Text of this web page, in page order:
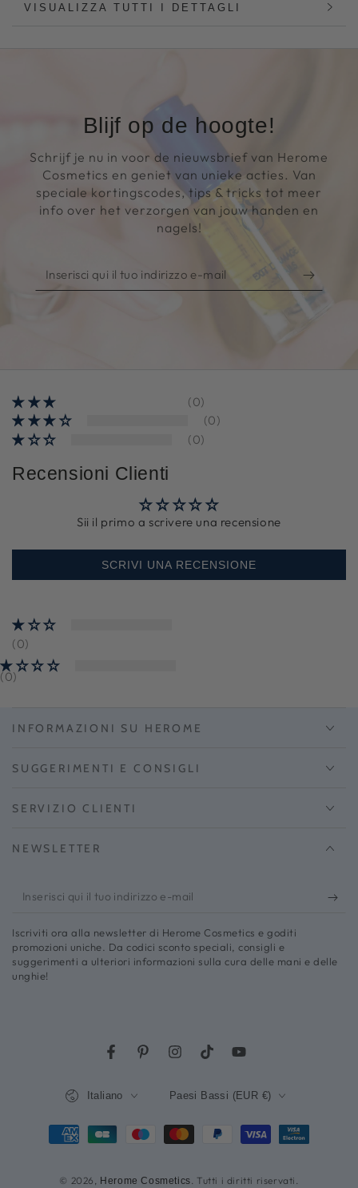
VISUALIZZA TUTTI I DETTAGLI
Blijf op de hoogte!
Schrijf je nu in voor de nieuwsbrief van Herome
Cosmetics en geniet van unieke acties. Van
speciale kortingscodes, tips & tricks tot meer
info over het verzorgen van jouw handen en
nagels!
Inserisci
qui
mail
(0)
(0)
(0)
Recensioni Clienti
Sii il primo a scrivere una recensione
SCRIVI UNA RECENSIONE
(0)
(0)
INFORMAZIONI SU HEROME
SUGGERIMENTI E CONSIGLI
SERVIZIO CLIENTI
NEWSLETTER
Inserisci
il
tuo
Iscriviti ora alla newsletter di Herome Cosmetics e goditi
promozioni uniche. Da codici sconto speciali, consigli e
suggerimenti a ulteriori informazioni sulla cura delle mani e delle
unghie!
FacebookPinterestInstagramRubinettoYouTube
© 2026, Herome Cosmetics. Tutti i diritti riservati.
Italiano Paesi Bassi (EUR €)
pagamento